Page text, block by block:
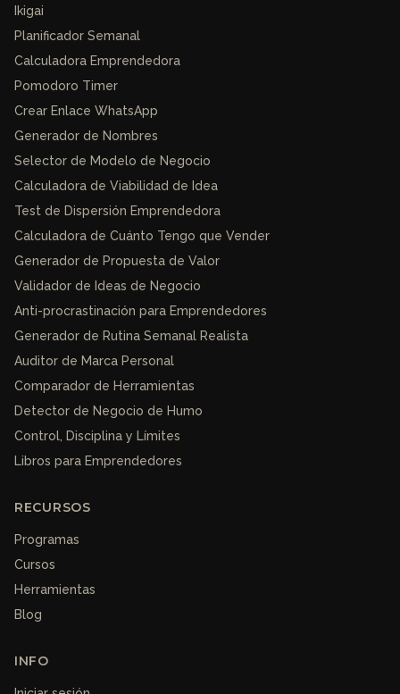
Ikigai
Planificador Semanal
Calculadora Emprendedora
Pomodoro Timer
Crear Enlace WhatsApp
Generador de Nombres
Selector de Modelo de Negocio
Calculadora de Viabilidad de Idea
Test de Dispersión Emprendedora
Calculadora de Cuánto Tengo que Vender
Generador de Propuesta de Valor
Validador de Ideas de Negocio
Anti-procrastinación para Emprendedores
Generador de Rutina Semanal Realista
Auditor de Marca Personal
Comparador de Herramientas
Detector de Negocio de Humo
Control, Disciplina y Límites
Libros para Emprendedores
RECURSOS
Programas
Cursos
Herramientas
Blog
INFO